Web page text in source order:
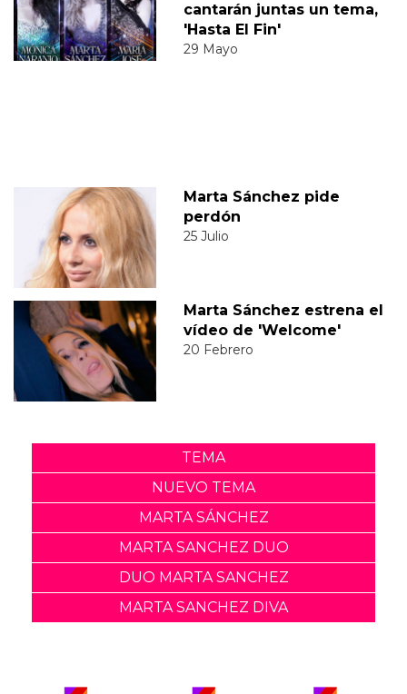
cantarán juntas un tema,
'Hasta El Fin'
29 Mayo
Marta Sánchez pide
perdón
25 Julio
Marta Sánchez estrena el
vídeo de 'Welcome'
20 Febrero
TEMA
NUEVO TEMA
MARTA SÁNCHEZ
MARTA SANCHEZ DUO
DUO MARTA SANCHEZ
MARTA SANCHEZ DIVA